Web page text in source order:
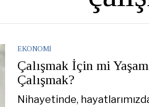
EKONOMI
Çalışmak İçin mi
Çalışmak?
Nihayetinde,